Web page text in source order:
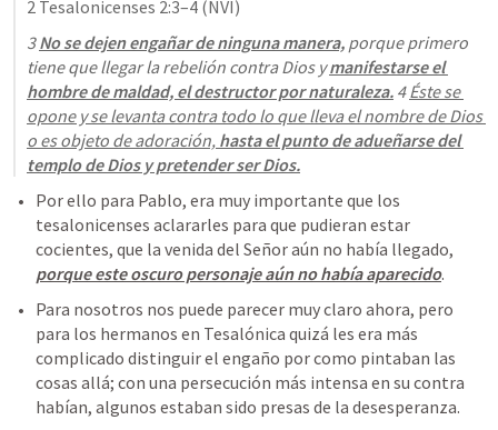
2 Tesalonicenses 2:3–4 (NVI)
3 No se dejen engañar de ninguna manera, porque primero
tiene que llegar la rebelión contra Dios y manifestarse el
hombre de maldad, el destructor por naturaleza. 4 Éste se
opone y se levanta contra todo lo que lleva el nombre de Dios
o es objeto de adoración, hasta el punto de adueñarse del
templo de Dios y pretender ser Dios.
Por ello para Pablo, era muy importante que los
tesalonicenses aclararles para que pudieran estar
porque este oscuro personaje aún no había aparecido.
Para nosotros nos puede parecer muy claro ahora, pero
para los hermanos en Tesalónica quizá les era más
complicado distinguir el engaño por como pintaban las
cosas allá; con una persecución más intensa en su contra
habían, algunos estaban sido presas de la desesperanza.